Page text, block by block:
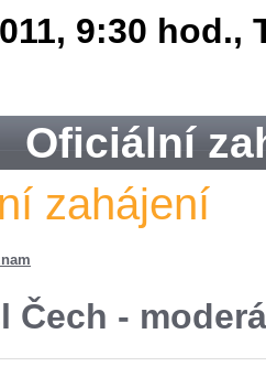
9:30 hod.,
Oficiální
zahájení
Čech -